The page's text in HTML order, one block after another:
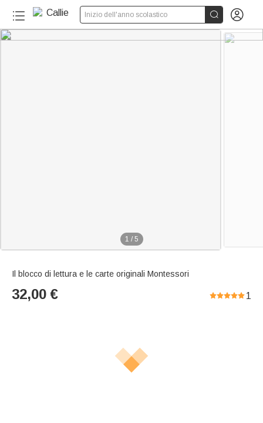
Inizio dell'anno scolastico  
1 / 5
Il blocco di lettura e le carte originali Montessori
32,00 € 1